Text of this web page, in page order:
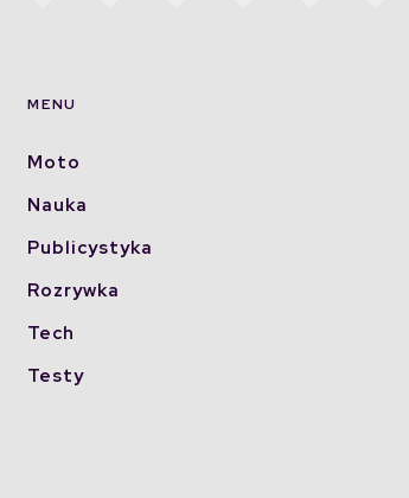
MENU
Moto
Nauka
Publicystyka
Rozrywka
Tech
Testy